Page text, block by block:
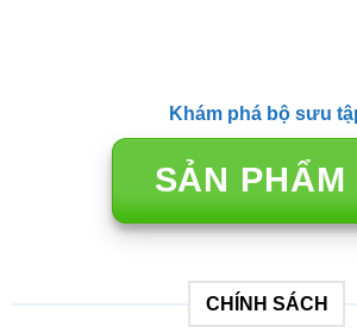
Khám phá bộ sưu
SẢN PHẨM
CHÍNH SÁCH